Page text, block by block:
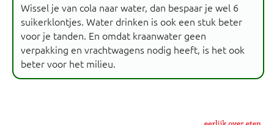
Wissel je van cola naar water, dan bespaar je wel 6
suikerklontjes. Water drinken is ook een stuk beter
voor je tanden. En omdat kraanwater geen
verpakking en vrachtwagens nodig heeft, is het ook
beter voor het milieu.